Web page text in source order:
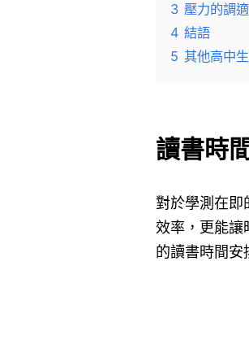
3 壓力的調適
4 結語
5 其他高中
讀書時
對於學測在即
效率，更能讓
的讀書時間安